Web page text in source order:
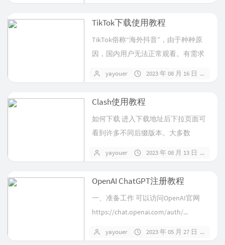
TikTok下载使用教程
TikTok俗称“海外抖音”，由于种种原
因，国内用户无法正常观看。有需求
yayouer 2023 年 08 月 16 日
Clash使用教程
如何下载 进入下载地址后下拉页面可
看到许多不同后缀版本。大多数
yayouer 2023 年 08 月 13 日
OpenAI ChatGPT注册教程
一、准备工作 可以访问OpenAI官网
https://chat.openai.com/auth/...
yayouer 2023 年 05 月 27 日